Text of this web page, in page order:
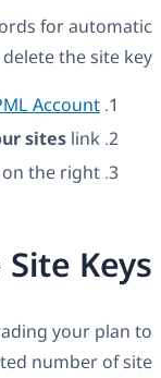
for automatic
the site key:
Account
sites link.
the right.
Keys?
your plan to
number of site